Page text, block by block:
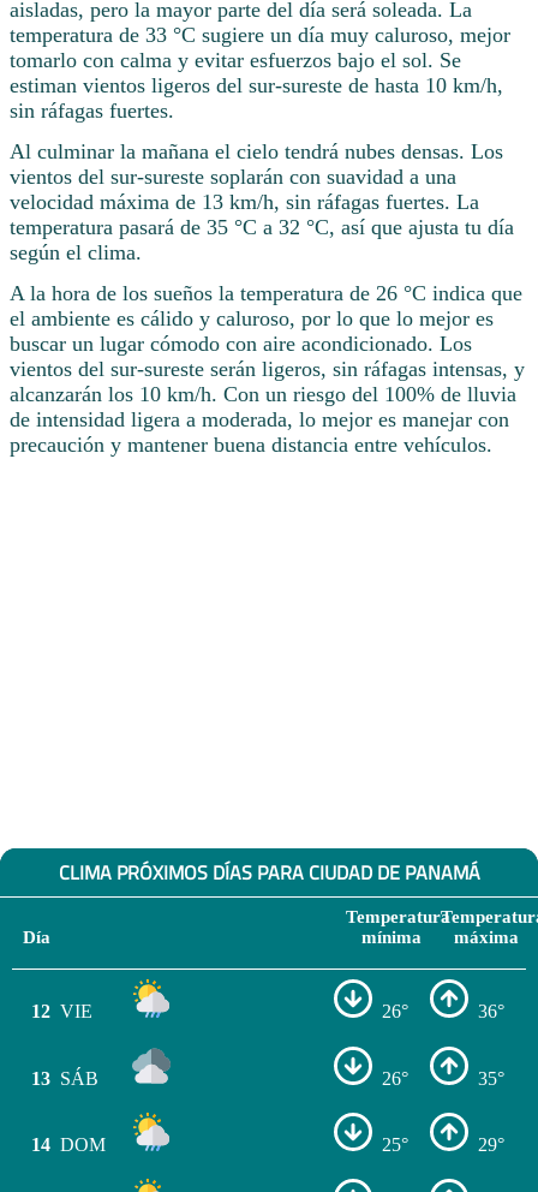
aisladas, pero la mayor parte del día será soleada. La
temperatura de 33 °C sugiere un día muy caluroso, mejor
tomarlo con calma y evitar esfuerzos bajo el sol. Se
estiman vientos ligeros del sur-sureste de hasta 10 km/h,
sin ráfagas fuertes.
Al culminar la mañana el cielo tendrá nubes densas. Los
vientos del sur-sureste soplarán con suavidad a una
velocidad máxima de 13 km/h, sin ráfagas fuertes. La
temperatura pasará de 35 °C a 32 °C, así que ajusta tu día
según el clima.
A la hora de los sueños la temperatura de 26 °C indica que
el ambiente es cálido y caluroso, por lo que lo mejor es
buscar un lugar cómodo con aire acondicionado. Los
vientos del sur-sureste serán ligeros, sin ráfagas intensas, y
alcanzarán los 10 km/h. Con un riesgo del 100% de lluvia
de intensidad ligera a moderada, lo mejor es manejar con
precaución y mantener buena distancia entre vehículos.
CLIMA PRÓXIMOS DÍAS PARA CIUDAD DE PANAMÁ
Día
Temperatura
mínima
máxima
12 VIE 26° 36°
13 SÁB 26° 35°
14 DOM 25° 29°